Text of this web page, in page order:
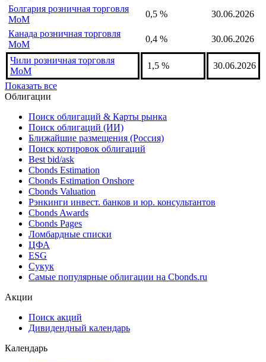
Болгария розничная торговля
MoM
0,5 %
30.06.2026
Канада розничная торговля
MoM
0,4 % 30.06.2026
Чили розничная торговля
MoM
1,5 %
30.06.2026
Показать все
Облигации
Поиск облигаций & Карты рынка
Поиск облигаций (ИИ)
Ближайшие размещения (Россия)
Поиск котировок облигаций
Best bid/ask
Cbonds Estimation
Cbonds Estimation Onshore
Cbonds Valuation
Рэнкинги инвест. банков и юр. консультантов
Cbonds Awards
Cbonds Pages
Ломбардные списки
ЦФА
ESG
Сукук
Самые популярные облигации на Cbonds.ru
Акции
Поиск акций
Дивидендный календарь
Календарь